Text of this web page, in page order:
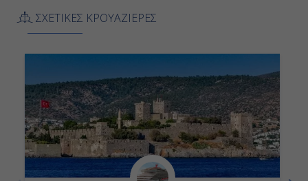
ΣΧΕΤΙΚΕΣ ΚΡΟΥΑΖΙΕΡΕΣ